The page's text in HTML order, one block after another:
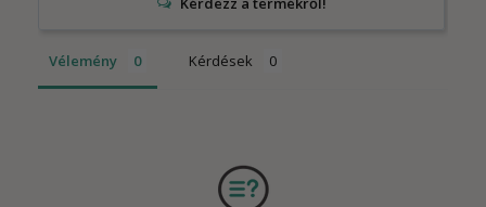
Vélemény Kérdések